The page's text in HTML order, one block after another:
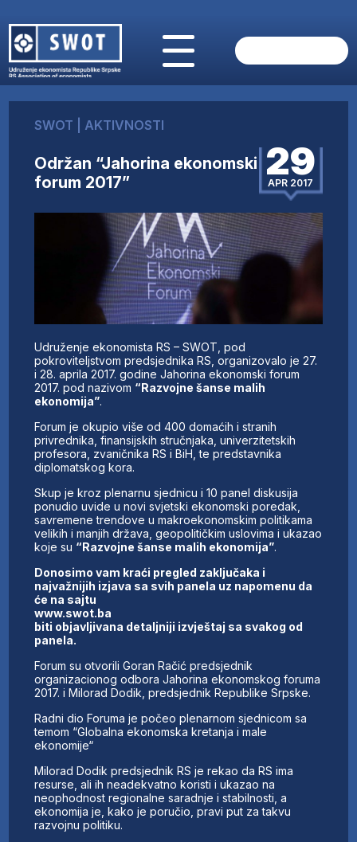
O NAMA
AKTUELNO
ANALIZE
FINANSIJE
IZ STRANIH MEDIJA
SWOT INTERVJU
KONTAKT
SWOT AKTIVNOSTI
Održan “Jahorina ekonomski
forum 2017”
29
APR 2017
Udruženje ekonomista RS – SWOT, pod
pokroviteljstvom predsjednika RS, organizovalo je 27.
i 28. aprila 2017. godine Jahorina ekonomski forum
2017. pod nazivom “Razvojne šanse malih
ekonomija”.
Forum je okupio više od 400 domaćih i stranih
privrednika, finansijskih stručnjaka, univerzitetskih
profesora, zvaničnika RS i BiH, te predstavnika
diplomatskog kora.
Skup je kroz plenarnu sjednicu i 10 panel diskusija
ponudio uvide u novi svjetski ekonomski poredak,
savremene trendove u makroekonomskim politikama
velikih i manjih država, geopolitičkim uslovima i ukazao
koje su “Razvojne šanse malih ekonomija”.
Donosimo vam kraći pregled zaključaka i
najvažnijih izjava sa svih panela uz napomenu da
će na sajtu
www.swot.ba
biti objavljivana detaljniji izvještaj sa svakog od
panela.
Forum su otvorili Goran Račić predsjednik
organizacionog odbora Jahorina ekonomskog foruma
2017. i Milorad Dodik, predsjednik Republike Srpske.
Radni dio Foruma je počeo plenarnom sjednicom sa
temom “Globalna ekonomska kretanja i male
ekonomije“
Milorad Dodik predsjednik RS je rekao da RS ima
resurse, ali ih neadekvatno koristi i ukazao na
neophodnost regionalne saradnje i stabilnosti, a
ekonomija je, kako je poručio, pravi put za takvu
razvojnu politiku.